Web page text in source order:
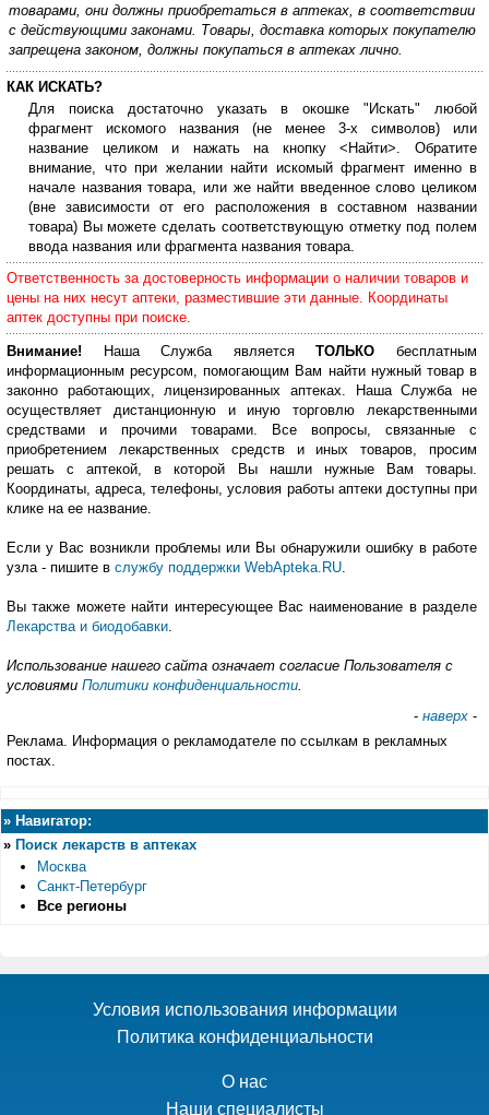
товарами, они должны приобретаться в аптеках, в соответствии
с действующими законами. Товары, доставка которых покупателю
запрещена законом, должны покупаться в аптеках лично.
КАК ИСКАТЬ?
Для поиска достаточно указать в окошке "Искать" любой
фрагмент искомого названия (не менее 3-х символов) или
название целиком и нажать на кнопку <Найти>. Обратите
внимание, что при желании найти искомый фрагмент именно в
начале названия товара, или же найти введенное слово целиком
(вне зависимости от его расположения в составном названии
товара) Вы можете сделать соответствующую отметку под полем
ввода названия или фрагмента названия товара.
Ответственность за достоверность информации о наличии товаров и
цены на них несут аптеки, разместившие эти данные. Координаты
аптек доступны при поиске.
Внимание! Наша Служба являетсяТОЛЬКО бесплатным
информационным ресурсом, помогающим Вам найти нужный товар в
законно работающих, лицензированных аптеках. Наша Служба не
осуществляет дистанционную и иную торговлю лекарственными
средствами и прочими товарами. Все вопросы, связанные с
приобретением лекарственных средств и иных товаров, просим
решать с аптекой, в которой Вы нашли нужные Вам товары.
Координаты, адреса, телефоны, условия работы аптеки доступны при
клике на ее название.
Если у Вас возникли проблемы или Вы обнаружили ошибку в работе
узла - пишите в службу поддержки WebApteka.RU
Вы также можете найти интересующее Вас наименование в разделе
Лекарства и биодобавки
Использование нашего сайта означает согласие Пользователя с
условиями Политики конфиденциальности
- наверх -
Реклама. Информация о рекламодателе по ссылкам в рекламных
постах.
» Навигатор:
» Поиск лекарств в аптеках
Москва
Санкт-Петербург
Все регионы
Условия использования информации
Политика конфиденциальности
О нас
Наши специалисты